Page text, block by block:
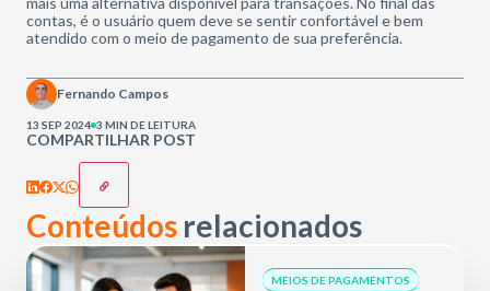
contas, é o usuário quem deve se sentir confortável e bem
atendido com o meio de pagamento de sua preferência.
COMPARTILHAR POST
Fernando Campos
13 SEP 2024 3 MIN DE LEITURA
Conteúdos relacionados
MEIOS DE PAGAMENTOS